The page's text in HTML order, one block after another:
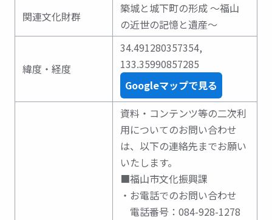
関連文化財群
築城と城下町の形成 ～福山
の近世の記憶と遺産～
緯度・経度
34.491280357354,
133.35990857285
Googleマップで見る
資料・コンテンツ等の二次利
用についてのお問い合わせ
は、以下の連絡先までお願い
いたします。
■福山市文化振興課
・お電話でのお問い合わせ
電話番号：084-928-1278